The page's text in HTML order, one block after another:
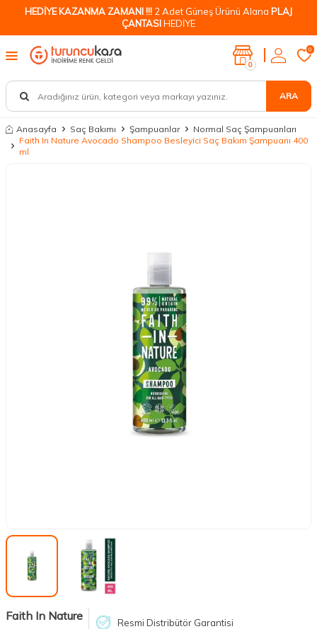
HEDİYE KAZANMA ZAMANI !!! 2 Adet Güneş Ürünü Alana PLAJ
ÇANTASIHEDİYE
ARA
0
0
Anasayfa Saç Bakımı Şampuanlar
Normal Saç Şampuanları
Faith In Nature Avocado Shampoo Besleyici Saç Bakım Şampuanı 400
ml
Faith In Nature Resmi Distribütör Garantisi